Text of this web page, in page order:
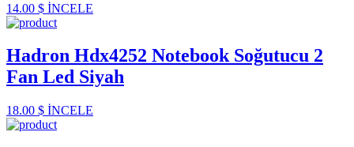
14.00 $ İNCELE
Hadron Hdx4252 Notebook Soğutucu 2
Fan Led Siyah
18.00 $ İNCELE